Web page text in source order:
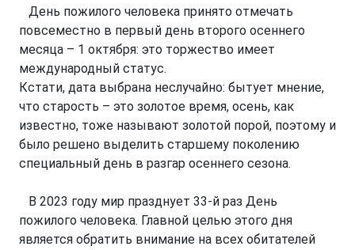
День пожилого человека принято отмечать
повсеместно в первый день второго осеннего
месяца – 1 октября: это торжество имеет
международный статус.
Кстати, дата выбрана неслучайно: бытует мнение,
что старость – это золотое время, осень, как
известно, тоже называют золотой порой, поэтому и
было решено выделить старшему поколению
специальный день в разгар осеннего сезона.
В 2023 году мир празднует 33-й раз День
пожилого человека. Главной целью этого дня
является обратить внимание на всех обитателей